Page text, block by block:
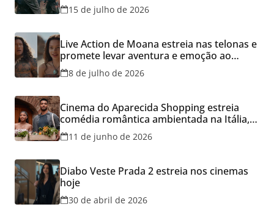
15 de julho de 2026
Live Action de Moana estreia nas telonas e
promete levar aventura e emoção ao
Cineflix do Aparecida Shopping
8 de julho de 2026
Cinema do Aparecida Shopping estreia
comédia romântica ambientada na Itália,
hoje e lança promoção para o Dia dos
Namorados
11 de junho de 2026
Diabo Veste Prada 2 estreia nos cinemas
hoje
30 de abril de 2026